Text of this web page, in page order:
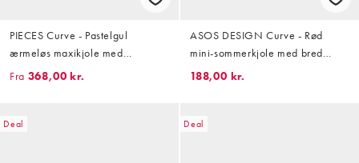
PIECES Curve - Pastelgul
ærmeløs maxikjole med
småblomstret print og smock
Fra 368,00 kr.
ASOS DESIGN Curve - Rød
mini-sommerkjole med bred
halsudskæring og skulptureret
188,00 kr.
Deal Deal